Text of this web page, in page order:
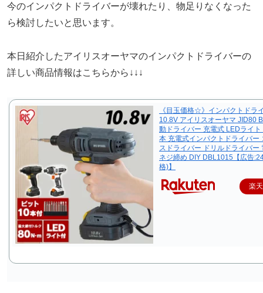
今のインパクトドライバーが壊れたり、物足りなくなった
ら検討したいと思います。
本日紹介したアイリスオーヤマのインパクトドライバーの
詳しい商品情報はこちらから↓↓↓
《目玉価格☆》インパクトドラ
10.8V アイリスオーヤマ JID80
動ドライバー 充電式 LEDライ
本 充電式インパクトドライバー
スドライバー ドリルドライバー
ネジ締め DIY DBL1015【広告
格)】
楽